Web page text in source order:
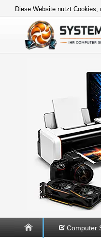
Diese Website nutzt
Computer